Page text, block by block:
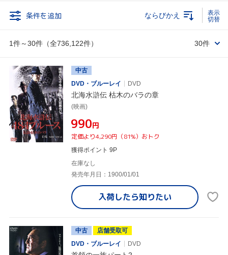
条件を追加
1件～30件（全736,122件）
ならびかえ
30件
中古
DVD・ブルーレイ
DVD
北海水滸伝 枯木のバラの章
(映画)
¥990円
定価より4,290円（81%）おトク
獲得ポイント 9P
在庫なし
発売年月日：1900/01/01
入荷したら知りたい
中古
店舗受取可
DVD・ブルーレイ
DVD